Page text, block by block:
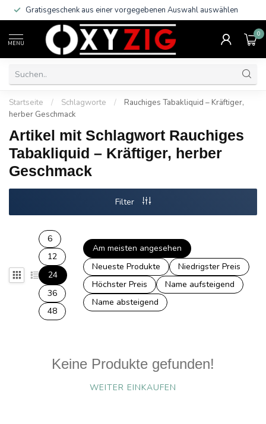
Gratisgeschenk aus einer vorgegebenen Auswahl auswählen
MENU
0
Startseite / Schlagworte /
Rauchiges Tabakliquid – Kräftiger,
herber Geschmack
Artikel mit Schlagwort Rauchiges
Tabakliquid – Kräftiger, herber
Geschmack
Filter
6
12
24
36
48
Am meisten angesehen
Neueste Produkte
Niedrigster Preis
Höchster Preis
Name aufsteigend
Name absteigend
Keine Produkte gefunden!
WEITER EINKAUFEN